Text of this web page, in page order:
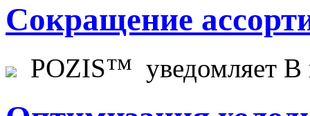
Сокращение
POZIS™ уведомляет В